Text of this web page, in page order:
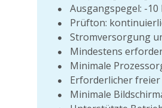
Ausgangspegel: -10
Prüfton:
Stromversorgung
Mindestens
Minimale
Erforderlicher freier
Minimale